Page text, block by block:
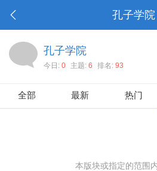
孔子学院
孔子学院
今日: 0 主题: 6 排名: 93
全部 最新 热门
本版块或指定的范围